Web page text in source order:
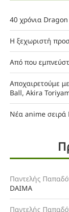
40 χρόνια
Η ξεχωριστή
Από που
Αποχαιρετούμε
Ball, Akira
Νέα anime
Παντελής
DAIMA
Παντελής